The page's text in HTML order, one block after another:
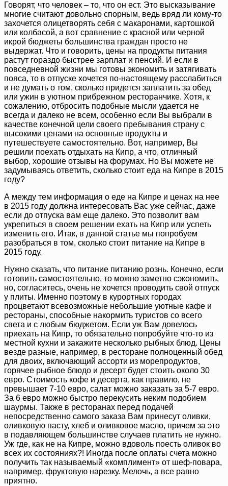
Говорят, что человек – то, что он ест. Это высказывание
многие считают довольно спорным, ведь вряд ли кому-то
захочется олицетворять себя с макаронами, картошкой
или колбасой, а вот сравнение с красной или черной
икрой бюджеты большинства граждан просто не
выдержат. Что и говорить, цены на продукты питания
растут гораздо быстрее зарплат и пенсий. И если в
повседневной жизни мы готовы экономить и затягивать
пояса, то в отпуске хочется по-настоящему расслабиться
и не думать о том, сколько придется заплатить за обед
или ужин в уютном прибрежном ресторанчике. Хотя, к
сожалению, отбросить подобные мысли удается не
всегда и далеко не всем, особенно если Вы выбрали в
качестве конечной цели своего пребывания страну с
высокими ценами на основные продукты и
путешествуете самостоятельно. Вот, например, Вы
решили поехать отдыхать на Кипр, а что, отличный
выбор, хорошие отзывы на форумах. Но Вы можете не
задумываясь ответить, сколько стоит еда на Кипре в 2015
году?
А между тем информация о еде на Кипре и ценах на нее
в 2015 году должна интересовать Вас уже сейчас, даже
если до отпуска вам еще далеко. Это позволит вам
укрепиться в своем решении ехать на Кипр или успеть
изменить его. Итак, в данной статье мы попробуем
разобраться в том, сколько стоит питание на Кипре в
2015 году.
Нужно сказать, что питание питанию рознь. Конечно, если
готовить самостоятельно, то можно заметно сэкономить,
но, согласитесь, очень не хочется проводить свой отпуск
у плиты. Именно поэтому в курортных городах
процветают всевозможные небольшие уютные кафе и
рестораны, способные накормить туристов со всего
света и с любым бюджетом. Если уж Вам довелось
приехать на Кипр, то обязательно попробуйте что-то из
местной кухни и закажите несколько рыбных блюд. Цены
везде разные, например, в ресторане полноценный обед
для двоих, включающий ассорти из морепродуктов,
горячее рыбное блюдо и десерт будет стоить около 30
евро. Стоимость кофе и десерта, как правило, не
превышает 7-10 евро, салат можно заказать за 5-7 евро.
За 6 евро можно быстро перекусить неким подобием
шаурмы. Также в ресторанах перед подачей
непосредственно самого заказа Вам принесут оливки,
оливковую пасту, хлеб и оливковое масло, причем за это
в подавляющем большинстве случаев платить не нужно.
Уж где, как не на Кипре, можно вдоволь поесть оливок во
всех их состояниях?! Иногда после оплаты счета можно
получить так называемый «комплимент» от шеф-повара,
например, фруктовую нарезку. Мелочь, а все равно
приятно.